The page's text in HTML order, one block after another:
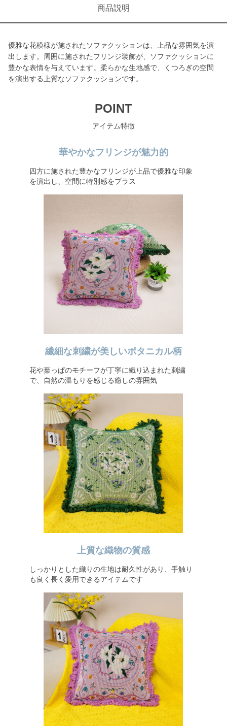
商品説明
優雅な花模様が施されたソファクッションは、上品な雰囲気を演
出します。周囲に施されたフリンジ装飾が、ソファクッションに
豊かな表情を与えています。柔らかな生地感で、くつろぎの空間
を演出する上質なソファクッションです。
POINT
アイテム特徴
華やかなフリンジが魅力的
四方に施された豊かなフリンジが上品で優雅な印象
を演出し、空間に特別感をプラス
繊細な刺繍が美しいボタニカル柄
花や葉っぱのモチーフが丁寧に織り込まれた刺繍
で、自然の温もりを感じる癒しの雰囲気
上質な織物の質感
しっかりとした織りの生地は耐久性があり、手触り
も良く長く愛用できるアイテムです